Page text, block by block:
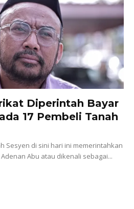
Diperintah Bayar
17 Pembeli Tanah
Sesyen di sini hari ini memerintahkan
Abu atau dikenali sebagai...